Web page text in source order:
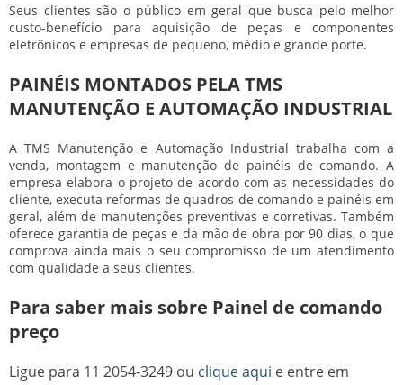
Seus clientes são o público em geral que busca pelo melhor
custo-benefício para aquisição de peças e componentes
eletrônicos e empresas de pequeno, médio e grande porte.
PAINÉIS MONTADOS PELA TMS
MANUTENÇÃO E AUTOMAÇÃO INDUSTRIAL
A TMS Manutenção e Automação Industrial trabalha com a
venda, montagem e manutenção de painéis de comando. A
empresa elabora o projeto de acordo com as necessidades do
cliente, executa reformas de quadros de comando e painéis em
geral, além de manutenções preventivas e corretivas. Também
oferece garantia de peças e da mão de obra por 90 dias, o que
comprova ainda mais o seu compromisso de um atendimento
com qualidade a seus clientes.
Para saber mais sobre Painel de comando
preço
Ligue para 11 2054-3249 ou clique aqui e entre em